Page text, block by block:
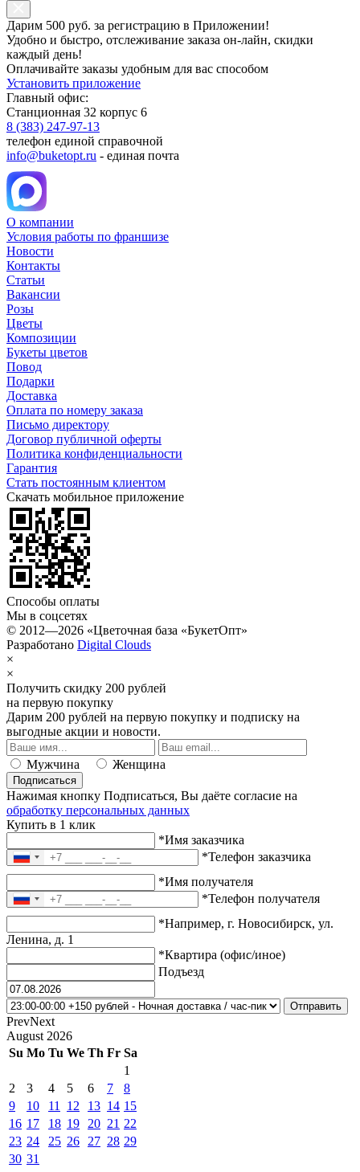
Дарим 500 руб. за регистрацию в Приложении!
Удобно и быстро, отслеживание заказа он-лайн, скидки
каждый день!
Оплачивайте заказы удобным для вас способом
Установить приложение
Главный офис:
Станционная 32 корпус 6
8 (383) 247-97-13
телефон единой справочной
info@buketopt.ru - единая почта
О компании
Условия работы по франшизе
Новости
Контакты
Статьи
Вакансии
Розы
Цветы
Композиции
Букеты цветов
Повод
Подарки
Доставка
Оплата по номеру заказа
Письмо директору
Договор публичной оферты
Политика конфиденциальности
Гарантия
Стать постоянным клиентом
Скачать мобильное приложение
Способы оплаты
Мы в соцсетях
© 2012—2026 «Цветочная база «БукетОпт»
Разработано Digital Clouds
×
×
Получить скидку 200 рублей
на первую покупку
Дарим 200 рублей на первую покупку и подписку на
выгодные акции и новости.
Мужчина Женщина
Подписаться
Нажимая кнопку Подписаться, Вы даёте согласие на
обработку персональных данных
Купить в 1 клик
*Имя заказчика
*Телефон заказчика
*Имя получателя
*Телефон получателя
*Например, г. Новосибирск, ул.
Ленина, д. 1
*Квартира (офис/иное)
Подъезд
PrevNext
August 2026
Su Mo Tu We Th Fr Sa
1
2
3 4 5 6 7
8
9
10 11 12 13 14 15
16 17 18 19 20 21 22
23 24 25 26 27 28 29
30 31